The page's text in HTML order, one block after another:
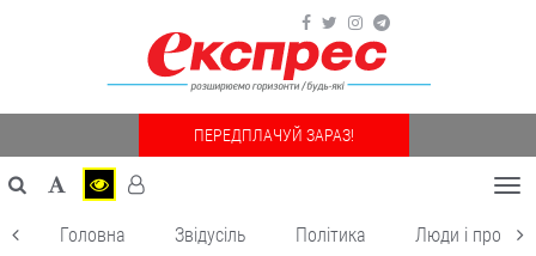
ПЕРЕДПЛАЧУЙ ЗАРАЗ!
Головна Звідусіль Політика Люди і